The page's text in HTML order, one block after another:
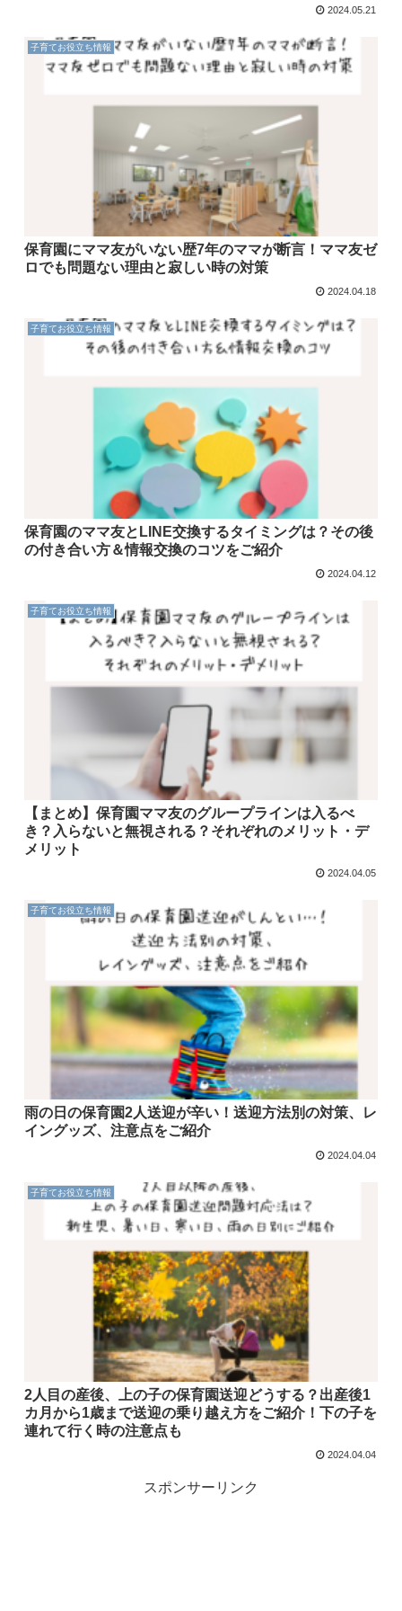
2024.05.21
子育てお役立ち情報
保育園にママ友がいない歴7年のママが断言！ママ友ゼ
ロでも問題ない理由と寂しい時の対策
2024.04.18
子育てお役立ち情報
保育園のママ友とLINE交換するタイミングは？その後
の付き合い方＆情報交換のコツをご紹介
2024.04.12
子育てお役立ち情報
【まとめ】保育園ママ友のグループラインは入るべ
き？入らないと無視される？それぞれのメリット・デ
メリット
2024.04.05
子育てお役立ち情報
雨の日の保育園2人送迎が辛い！送迎方法別の対策、レ
イングッズ、注意点をご紹介
2024.04.04
子育てお役立ち情報
2人目の産後、上の子の保育園送迎どうする？出産後1
カ月から1歳まで送迎の乗り越え方をご紹介！下の子を
連れて行く時の注意点も
2024.04.04
スポンサーリンク